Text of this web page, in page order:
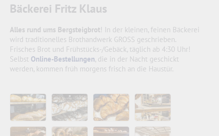
Bäckerei Fritz Klaus
Alles rund ums Bergsteigbrot! In der kleinen, feinen Bäckerei
wird traditionelles Brothandwerk GROSS geschrieben.
Frisches Brot und Frühstücks-/Gebäck, täglich ab 4:30 Uhr!
Selbst Online-Bestellungen, die in der Nacht geschickt
werden, kommen früh morgens frisch an die Haustür.